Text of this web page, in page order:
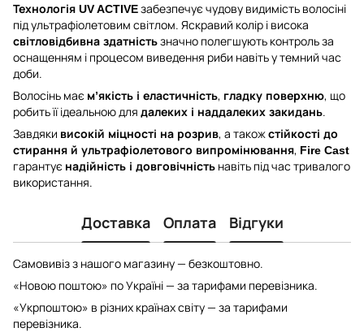
Технологія UV ACTIVEзабезпечує чудову видимість волосіні
під ультрафіолетовим світлом. Яскравий колір і висока
світловідбивна здатністьзначно полегшують контроль за
оснащенням і процесом виведення риби навіть у темний час
доби.
Волосінь має м’якість і еластичність, гладку поверхню, що
робить її ідеальною для далеких і наддалеких закидань.
Завдяки високій міцності на розрив, а такожстійкості до
стирання й ультрафіолетового випромінювання, Fire Cast
гарантує надійність і довговічність навіть під час тривалого
використання.
Доставка Оплата Відгуки
Самовивіз з нашого магазину — безкоштовно.
«Новою поштою» по Україні — за тарифами перевізника.
«Укрпоштою» в різних країнах світу — за тарифами
перевізника.